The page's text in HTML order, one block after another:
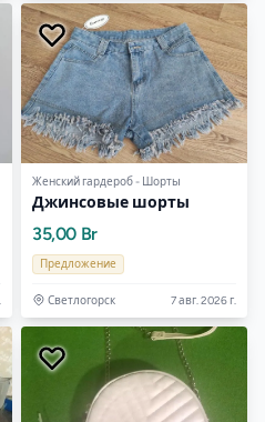
Женский гардероб - Шорты
Джинсовые шорты
35,00 Br
Предложение
Светлогорск 7 авг. 2026 г.